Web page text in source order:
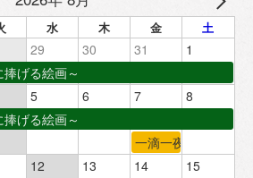
水 木 金 土
29 30 31
1
げる絵画～
5 6 7
8
げる絵画～
一滴一夜
12 13 14
15